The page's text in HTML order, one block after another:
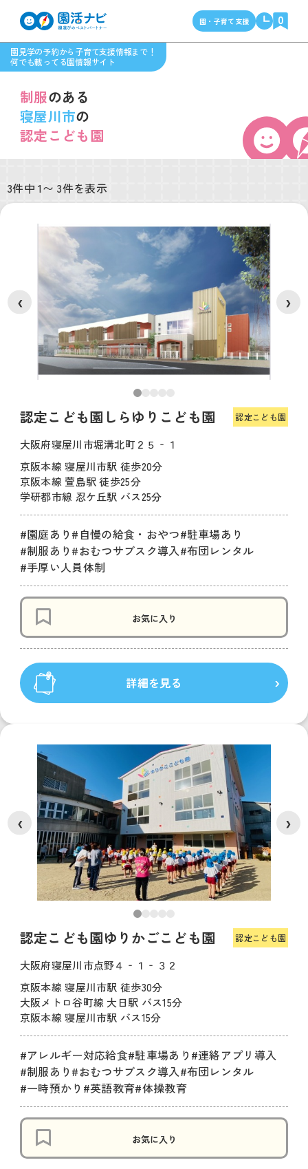
園見学の予約から子育て支援情報まで！
何でも載ってる園情報サイト
園・子育て支援 0
制服のある
寝屋川市の
認定こども園
3件中 1〜 3件を表示
認定こども園しらゆりこども園 認定こども園
大阪府寝屋川市堀溝北町２５‐１
京阪本線 寝屋川市駅 徒歩20分
京阪本線 萱島駅 徒歩25分
学研都市線 忍ケ丘駅 バス25分
#園庭あり #自慢の給食・おやつ#駐車場あり
#制服あり #おむつサブスク導入#布団レンタル
#手厚い人員体制
お気に入り
詳細を見る
❮ ❯
認定こども園ゆりかごこども園 認定こども園
大阪府寝屋川市点野４‐１‐３２
京阪本線 寝屋川市駅 徒歩30分
大阪メトロ谷町線 大日駅 バス15分
京阪本線 寝屋川市駅 バス15分
#アレルギー対応給食#駐車場あり #連絡アプリ導入
#制服あり #おむつサブスク導入#布団レンタル
#一時預かり #英語教育#体操教育
お気に入り
❮ ❯